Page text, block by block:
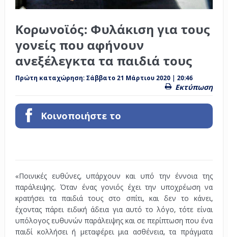
Κορωνοϊός: Φυλάκιση για τους
γονείς που αφήνουν
ανεξέλεγκτα τα παιδιά τους
Πρώτη καταχώρηση: Σάββατο 21 Μάρτιου 2020 | 20:46
Εκτύπωση
Κοινοποιήστε το
«Ποινικές ευθύνες, υπάρχουν και υπό την έννοια της
παράλειψης. Όταν ένας γονιός έχει την υποχρέωση να
κρατήσει τα παιδιά τους στο σπίτι, και δεν το κάνει,
έχοντας πάρει ειδική άδεια για αυτό το λόγο, τότε είναι
υπόλογος ευθυνών παράλειψης και σε περίπτωση που ένα
παιδί κολλήσει ή μεταφέρει μια ασθένεια, τα πράγματα